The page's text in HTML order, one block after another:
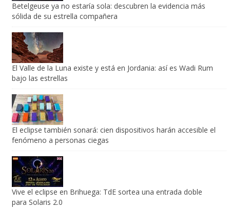
Betelgeuse ya no estaría sola: descubren la evidencia más
sólida de su estrella compañera
El Valle de la Luna existe y está en Jordania: así es Wadi Rum
bajo las estrellas
El eclipse también sonará: cien dispositivos harán accesible el
fenómeno a personas ciegas
Vive el eclipse en Brihuega: TdE sortea una entrada doble
para Solaris 2.0